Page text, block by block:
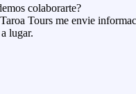
colaborarte?
Tours me envie
lugar.